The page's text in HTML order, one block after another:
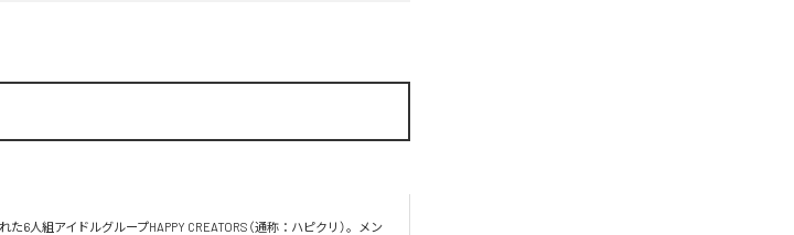
6人組アイドルグループHAPPY CREATORS（通称：ハピクリ）。メン